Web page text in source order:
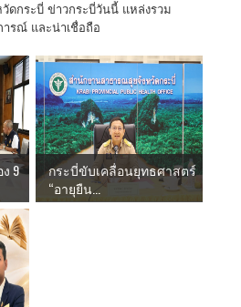
ดกระบี่ ข่าวกระบี่วันนี้ แหล่งรวม
รณ์ และน่าเชื่อถือ
9
กระบี่ขับเคลื่อนยุทธศาสตร์
“อายุยืน...